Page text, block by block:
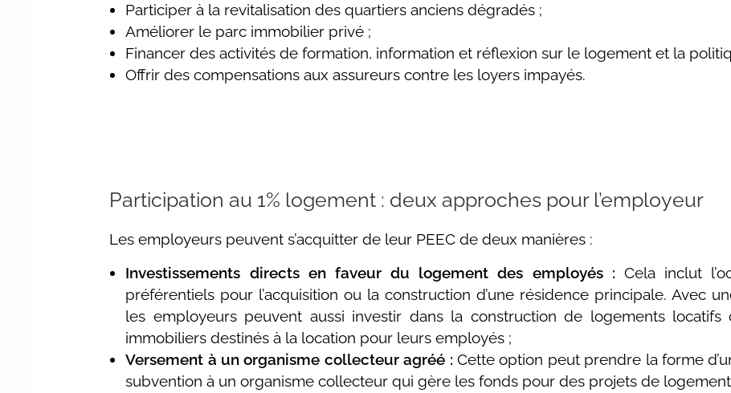
Participer à la revitalisation des quartiers anciens dégradés ;
Améliorer le parc immobilier privé ;
Financer des activités de formation, information et réflexion sur le logement et la
Offrir des compensations aux assureurs contre les loyers impayés.
Participation au 1% logement : deux approches pour l’employeur
Les employeurs peuvent s’acquitter de leur PEEC de deux manières :
Investissements directs en faveur du logement des employés : Cela inclut
préférentiels pour l’acquisition ou la construction d’une résidence principale. Avec
les employeurs peuvent aussi investir dans la construction de logements
immobiliers destinés à la location pour leurs employés ;
Versement à un organisme collecteur agréé : Cette option peut prendre la forme
subvention à un organisme collecteur qui gère les fonds pour des projets de